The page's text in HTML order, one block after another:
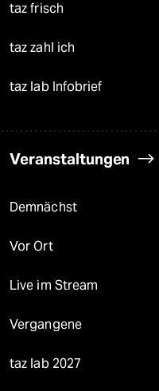
taz frisch
taz zahl ich
taz lab Infobrief
Veranstaltungen
Demnächst
Vor Ort
Live im Stream
Vergangene
taz lab 2027